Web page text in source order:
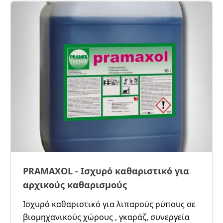
PRAMAXOL - Ισχυρό καθαριστικό για
αρχικούς καθαρισμούς
Ισχυρό καθαριστικό για λιπαρούς ρύπους σε
βιομηχανικούς χώρους , γκαράζ, συνεργεία